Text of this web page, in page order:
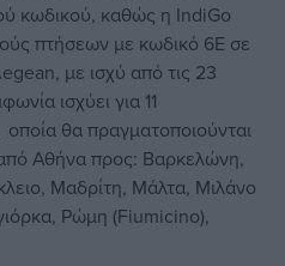
κωδικού, καθώς η IndiGo
πτήσεων με κωδικό 6E σε
με ισχύ από τις 23
ισχύει για 11
θα πραγματοποιούνται
Αθήνα προς: Βαρκελώνη,
Μαδρίτη, Μάλτα, Μιλάνο
Ρώμη (Fiumicino),